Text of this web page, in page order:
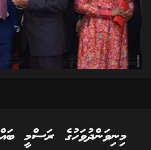
މިނިވަންދުވަހުގެ ރަސްމީ